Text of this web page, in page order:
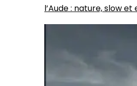
l’Aude : nature, slow